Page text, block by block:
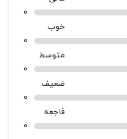
0
خوب
0
متوسط
0
ضعیف
0
فاجعه
0